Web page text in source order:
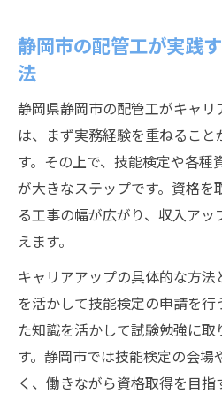
静岡市の配管工が実践
法
静岡県静岡市の配管工がキャ
は、まず実務経験を重ねるこ
す。その上で、技能検定や各種
が大きなステップです。資格を
る工事の幅が広がり、収入ア
えます。
キャリアアップの具体的な方
を活かして技能検定の申請を
た知識を活かして試験勉強に
す。静岡市では技能検定の会場
く、働きながら資格取得を目